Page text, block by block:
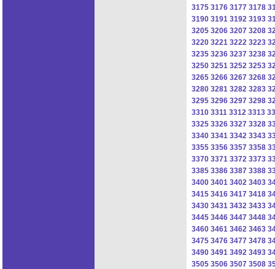
3175 3176 3177 3178
3190 3191 3192 3193
3205 3206 3207 3208
3220 3221 3222 3223
3235 3236 3237 3238
3250 3251 3252 3253
3265 3266 3267 3268
3280 3281 3282 3283
3295 3296 3297 3298
3310 3311 3312 3313
3325 3326 3327 3328
3340 3341 3342 3343
3355 3356 3357 3358
3370 3371 3372 3373
3385 3386 3387 3388
3400 3401 3402 3403
3415 3416 3417 3418
3430 3431 3432 3433
3445 3446 3447 3448
3460 3461 3462 3463
3475 3476 3477 3478
3490 3491 3492 3493
3505 3506 3507 3508